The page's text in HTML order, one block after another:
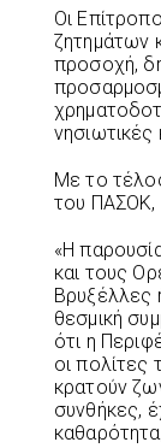
Οι
ζητημάτων
προσοχή,
νησιωτικές
Με το
του ΠΑΣΟΚ,
«Η
και τους
Βρυξέλλες
θεσμική
ότι η
οι πολίτες
κρατούν
συνθήκες,